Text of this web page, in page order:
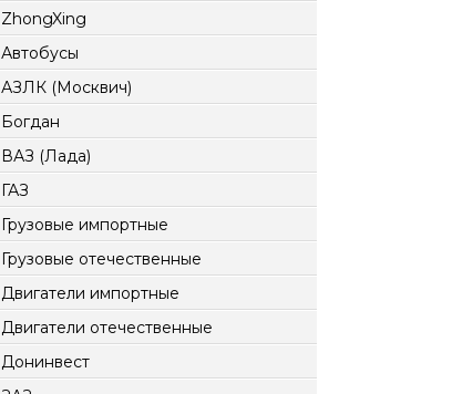
ZhongXing
Автобусы
АЗЛК (Москвич)
Богдан
ВАЗ (Лада)
ГАЗ
Грузовые импортные
Грузовые отечественные
Двигатели импортные
Двигатели отечественные
Донинвест